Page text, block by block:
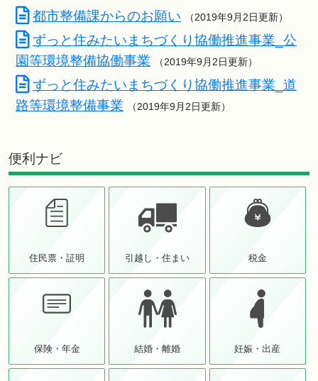
都市整備課からのお願い （2019年9月2日更新）
ずっと住みたいまちづくり協働推進事業_公
園等環境整備協働事業
（2019年9月2日更新）
ずっと住みたいまちづくり協働推進事業_道
路等環境整備事業
（2019年9月2日更新）
便利ナビ
住民票・証明 引越し・住まい 税金
保険・年金 結婚・離婚 妊娠・出産